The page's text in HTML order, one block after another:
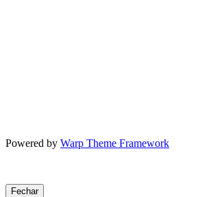
Powered by Warp Theme Framework
Fechar